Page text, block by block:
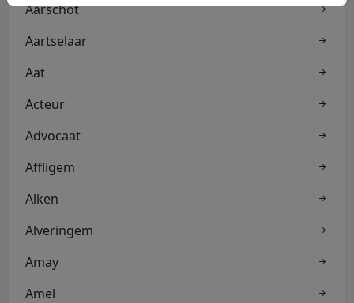
Aarschot
Aartselaar
Aat
Acteur
Advocaat
Affligem
Alken
Alveringem
Amay
Amel